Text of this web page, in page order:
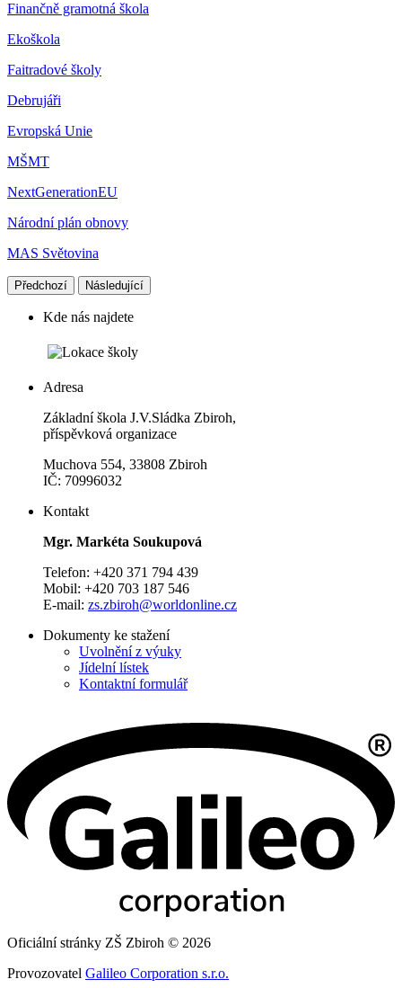
Finančně gramotná škola
Ekoškola
Faitradové školy
Debrujáři
Evropská Unie
MŠMT
NextGenerationEU
Národní plán obnovy
MAS Světovina
Předchozí Následující
Kde nás najdete
Adresa
Základní škola J.V.Sládka Zbiroh,
příspěvková organizace
Muchova 554, 33808 Zbiroh
IČ: 70996032
Kontakt
Mgr. Markéta Soukupová
Telefon: +420 371 794 439
Mobil: +420 703 187 546
E-mail: zs.zbiroh@worldonline.cz
Dokumenty ke stažení
Uvolnění z výuky
Jídelní lístek
Kontaktní formulář
Oficiální stránky ZŠ Zbiroh © 2026
Provozovatel Galileo Corporation s.r.o.